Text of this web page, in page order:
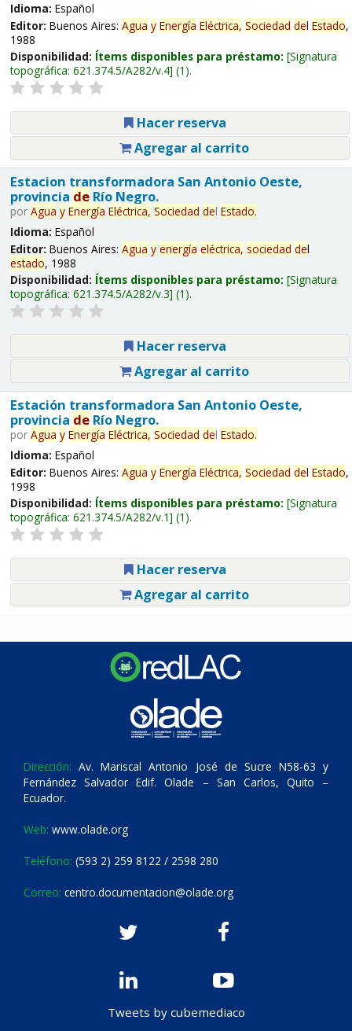
Idioma: Español
Editor: Buenos Aires: Agua y Energía Eléctrica, Sociedad del Estado,
1988
Disponibilidad: Ítems disponibles para préstamo: Signatura
topográfica: 621.374.5/A282/v.4 (1).
Hacer reserva
Agregar al carrito
Estacion transformadora San Antonio Oeste,
provincia deRío Negro.
por Agua y Energía Eléctrica, Sociedad del Estado.
Idioma: Español
Editor: Buenos Aires: Agua y energía eléctrica, sociedad del
estado, 1988
Disponibilidad: Ítems disponibles para préstamo: Signatura
topográfica: 621.374.5/A282/v.3 (1).
Hacer reserva
Agregar al carrito
Estación transformadora San Antonio Oeste,
provincia deRío Negro.
por Agua y Energía Eléctrica, Sociedad del Estado.
Idioma: Español
Editor: Buenos Aires: Agua y Energía Eléctrica, Sociedad del Estado,
1998
Disponibilidad: Ítems disponibles para préstamo: Signatura
topográfica: 621.374.5/A282/v.1 (1).
Hacer reserva
Agregar al carrito
Dirección: Av. Mariscal Antonio José de Sucre N58-63 y
Fernández Salvador Edif. Olade – San Carlos, Quito –
Ecuador.
Web: www.olade.org
Teléfono: (593 2) 259 8122 / 2598 280
Correo: centro.documentacion@olade.org
Tweets by cubemediaco